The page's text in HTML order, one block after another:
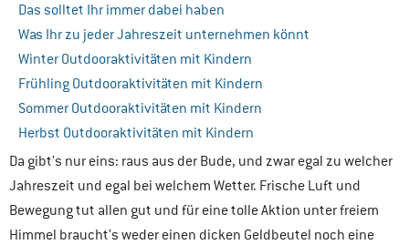
Das solltet Ihr immer dabei haben
Was Ihr zu jeder Jahreszeit unternehmen könnt
Winter Outdooraktivitäten mit Kindern
Frühling Outdooraktivitäten mit Kindern
Sommer Outdooraktivitäten mit Kindern
Herbst Outdooraktivitäten mit Kindern
Da gibt’s nur eins: raus aus der Bude, und zwar egal zu welcher
Jahreszeit und egal bei welchem Wetter. Frische Luft und
Bewegung tut allen gut und für eine tolle Aktion unter freiem
Himmel braucht’s weder einen dicken Geldbeutel noch eine